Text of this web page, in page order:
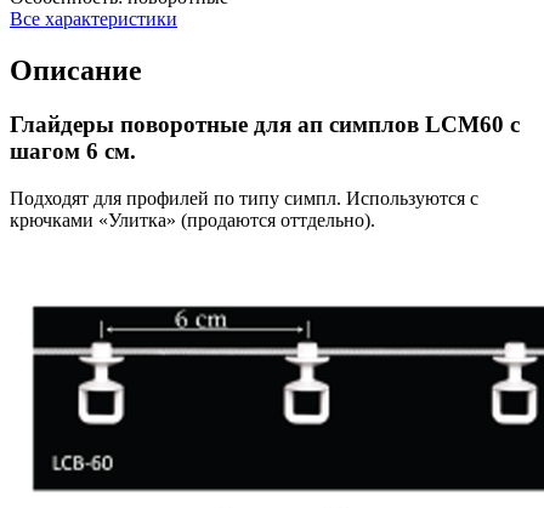
Все характеристики
Описание
Глайдеры поворотные для ап симплов LCM60 с
шагом 6 см.
Подходят для профилей по типу симпл. Используются с
крючками «Улитка» (продаются оттдельно).